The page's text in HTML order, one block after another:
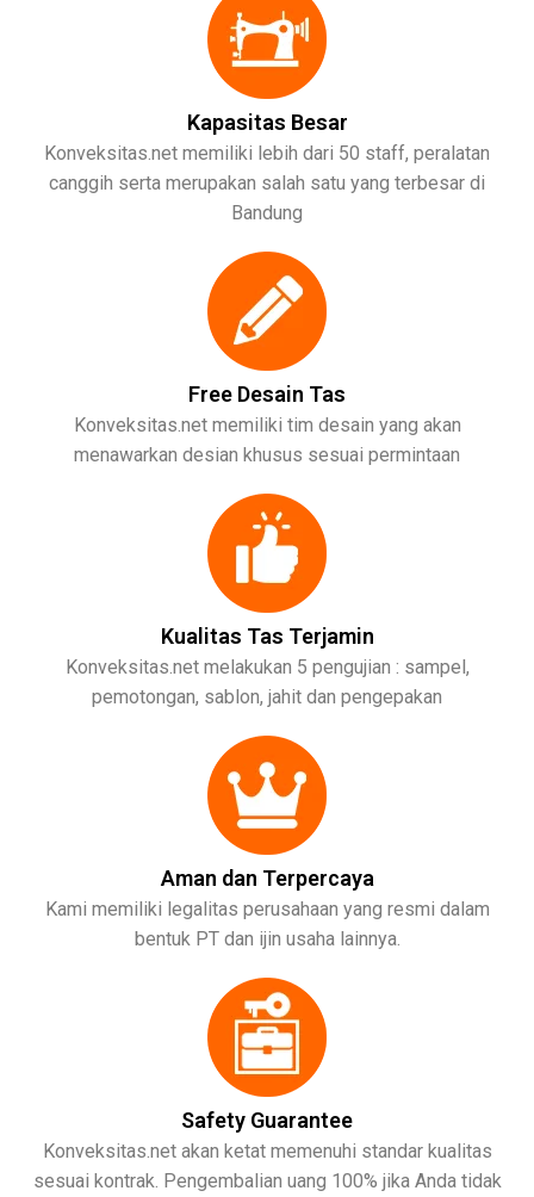
Kapasitas Besar
Konveksitas.net memiliki lebih dari 50 staff, peralatan
canggih serta merupakan salah satu yang terbesar di
Bandung
Free Desain Tas
Konveksitas.net memiliki tim desain yang akan
menawarkan desian khusus sesuai permintaan
Kualitas Tas Terjamin
Konveksitas.net melakukan 5 pengujian : sampel,
pemotongan, sablon, jahit dan pengepakan
Aman dan Terpercaya
Kami memiliki legalitas perusahaan yang resmi dalam
bentuk PT dan ijin usaha lainnya.
Safety Guarantee
Konveksitas.net akan ketat memenuhi standar kualitas
sesuai kontrak. Pengembalian uang 100% jika Anda tidak